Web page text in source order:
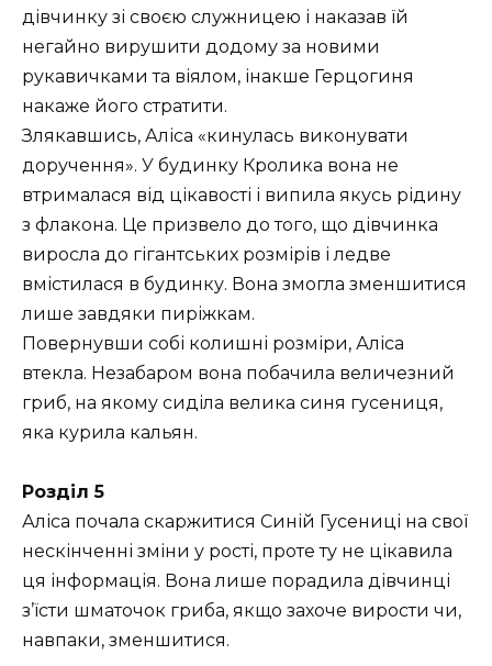
дівчинку зі своєю служницею і наказав їй
негайно вирушити додому за новими
рукавичками та віялом, інакше Герцогиня
накаже його стратити.
Злякавшись, Аліса «кинулась виконувати
доручення». У будинку Кролика вона не
втрималася від цікавості і випила якусь рідину
з флакона. Це призвело до того, що дівчинка
виросла до гігантських розмірів і ледве
вмістилася в будинку. Вона змогла зменшитися
лише завдяки пиріжкам.
Повернувши собі колишні розміри, Аліса
втекла. Незабаром вона побачила величезний
гриб, на якому сиділа велика синя гусениця,
яка курила кальян.
Розділ 5
Аліса почала скаржитися Синій Гусениці на свої
нескінченні зміни у рості, проте ту не цікавила
ця інформація. Вона лише порадила дівчинці
з’їсти шматочок гриба, якщо захоче вирости чи,
навпаки, зменшитися.